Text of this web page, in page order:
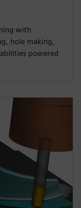
with
hole making,
powered